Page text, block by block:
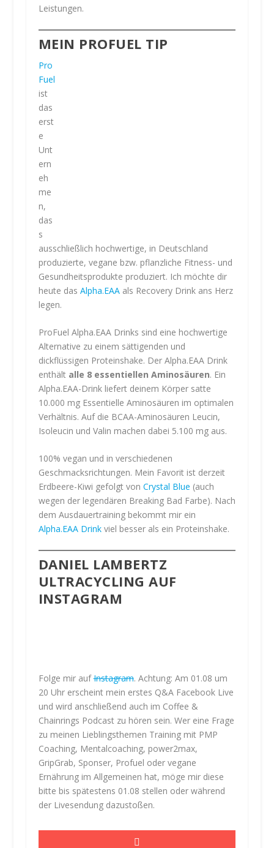
Leistungen.
MEIN PROFUEL TIP
Pro
Fuel
ist
das
erst
e
Unt
ern
eh
me
n,
das
s
ausschließlich hochwertige, in Deutschland
produzierte, vegane bzw. pflanzliche Fitness- und
Gesundheitsprodukte produziert. Ich möchte dir
heute das Alpha.EAAals Recovery Drink ans Herz
legen.
ProFuel Alpha.EAA Drinks sind eine hochwertige
Alternative zu einem sättigenden und
dickflüssigen Proteinshake. Der Alpha.EAA Drink
enthält alle 8 essentiellen Aminosäuren. Ein
Alpha.EAA-Drink liefert deinem Körper satte
10.000 mg Essentielle Aminosäuren im optimalen
Verhältnis. Auf die BCAA-Aminosäuren Leucin,
Isoleucin und Valin machen dabei 5.100 mg aus.
100% vegan und in verschiedenen
Geschmacksrichtungen. Mein Favorit ist derzeit
Erdbeere-Kiwi gefolgt von Crystal Blue (auch
wegen der legendären Breaking Bad Farbe). Nach
dem Ausdauertraining bekommt mir ein
Alpha.EAA Drinkviel besser als ein Proteinshake.
DANIEL LAMBERTZ
ULTRACYCLING AUF
INSTAGRAM
Nov. 15
Nov. 14
Folge mir aufInstagram. Achtung: Am 01.08 um
20 Uhr erscheint mein erstes Q&A Facebook Live
und wird anschließend auch im Coffee &
Chainrings Podcast zu hören sein. Wer eine Frage
zu meinen Lieblingsthemen Training mit PMP
Coaching, Mentalcoaching, power2max,
GripGrab, Sponser, Profuel oder vegane
Ernährung im Allgemeinen hat, möge mir diese
bitte bis spätestens 01.08 stellen oder während
der Livesendung dazustoßen.